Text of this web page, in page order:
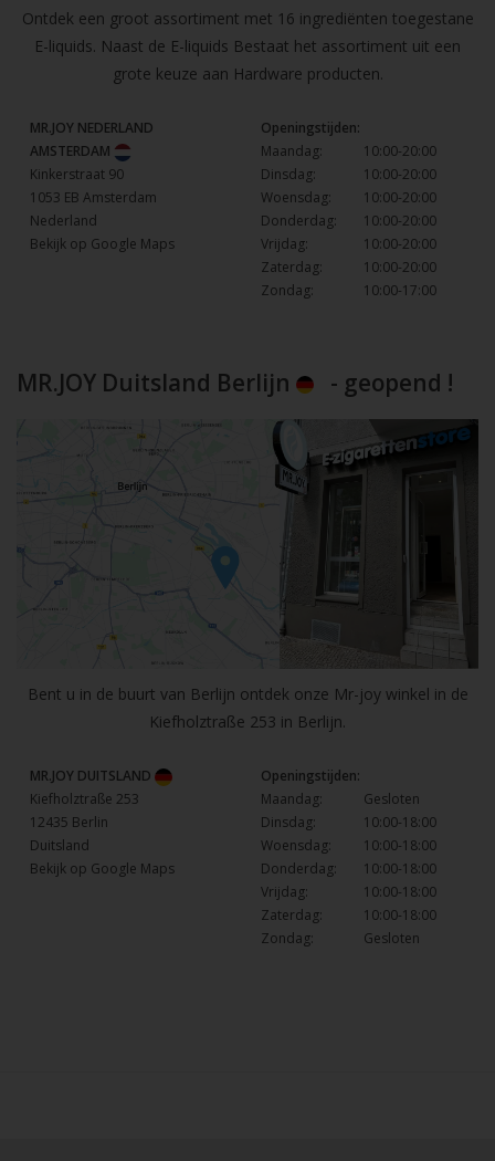
Ontdek een groot assortiment met 16 ingrediënten toegestane
E-liquids. Naast de E-liquids Bestaat het assortiment uit een
grote keuze aan Hardware producten.
MR.JOY NEDERLAND
AMSTERDAM
Kinkerstraat 90
1053 EB Amsterdam
Nederland
Bekijk op Google Maps
Openingstijden:
Maandag:
10:00-20:00
Dinsdag:
10:00-20:00
Woensdag:
10:00-20:00
Donderdag:
10:00-20:00
Vrijdag:
10:00-20:00
Zaterdag:
10:00-20:00
Zondag:
10:00-17:00
MR.JOY Duitsland Berlijn - geopend !
Bent u in de buurt van Berlijn ontdek onze Mr-joy winkel in de
Kiefholztraße 253 in Berlijn.
MR.JOY DUITSLAND
Kiefholztraße 253
12435 Berlin
Duitsland
Bekijk op Google Maps
Openingstijden:
Maandag:
Gesloten
Dinsdag:
10:00-18:00
Woensdag:
10:00-18:00
Donderdag:
10:00-18:00
Vrijdag:
10:00-18:00
Zaterdag:
10:00-18:00
Zondag:
Gesloten